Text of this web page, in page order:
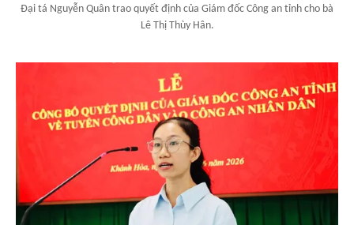
Đại tá Nguyễn Quân trao quyết định của Giám đốc Công an tỉnh cho bà
Lê Thị Thùy Hân.